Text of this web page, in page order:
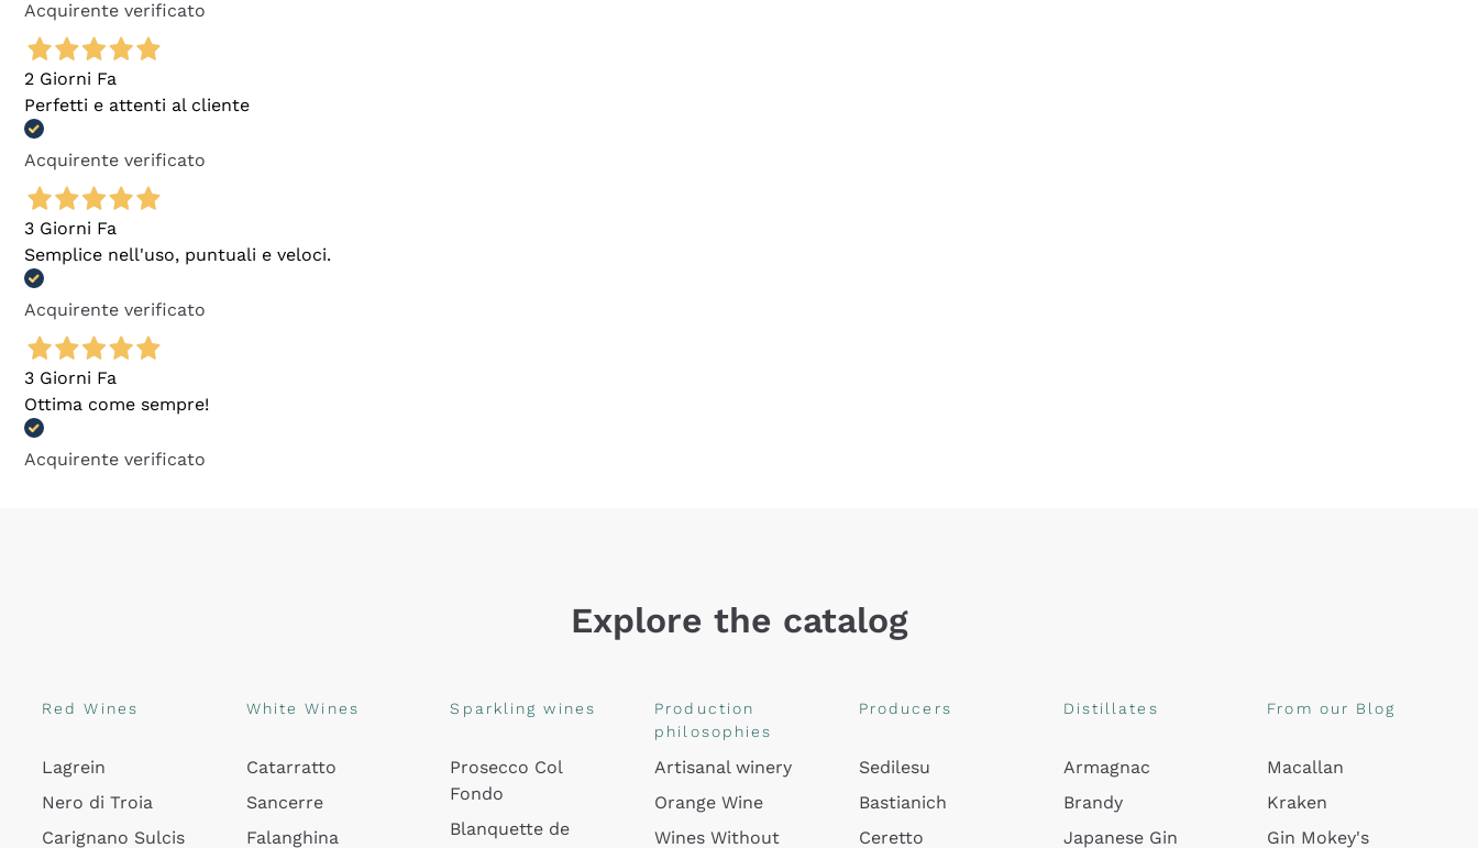
Acquirente verificato
2 Giorni Fa
Perfetti e attenti al cliente
Acquirente verificato
3 Giorni Fa
Semplice nell'uso, puntuali e veloci.
Acquirente verificato
3 Giorni Fa
Ottima come sempre!
Acquirente verificato
Explore the catalog
Red Wines
Lagrein
Nero di Troia
Carignano Sulcis
White Wines
Catarratto
Sancerre
Falanghina
Sparkling wines
Prosecco Col
Fondo
Blanquette de
Production
philosophies
Artisanal winery
Orange Wine
Wines Without
Producers
Sedilesu
Bastianich
Ceretto
Distillates
Armagnac
Brandy
Japanese Gin
From our Blog
Macallan
Kraken
Gin Mokey's